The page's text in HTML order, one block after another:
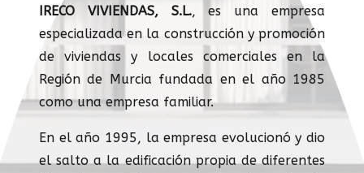
IRECO VIVIENDAS, S.L., es una empresa
especializada en la construcción y promoción
de viviendas y locales comerciales en la
Región de Murcia fundada en el año 1985
como una empresa familiar.
En el año 1995, la empresa evolucionó y dio
el salto a la edificación propia de diferentes